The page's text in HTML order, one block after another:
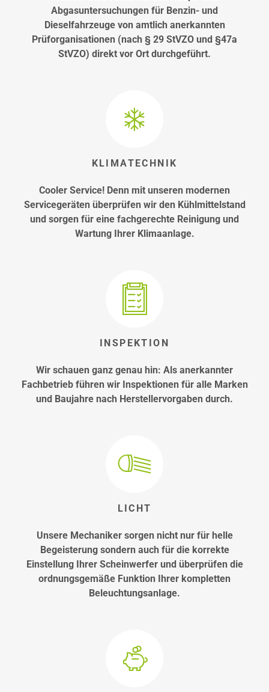
Abgasuntersuchungen für Benzin- und
Dieselfahrzeuge von amtlich anerkannten
Prüforganisationen (nach § 29 StVZO und §47a
StVZO) direkt vor Ort durchgeführt.
KLIMATECHNIK
Cooler Service! Denn mit unseren modernen
Servicegeräten überprüfen wir den Kühlmittelstand
und sorgen für eine fachgerechte Reinigung und
Wartung Ihrer Klimaanlage.
INSPEKTION
Wir schauen ganz genau hin: Als anerkannter
Fachbetrieb führen wir Inspektionen für alle Marken
und Baujahre nach Herstellervorgaben durch.
LICHT
Unsere Mechaniker sorgen nicht nur für helle
Begeisterung sondern auch für die korrekte
Einstellung Ihrer Scheinwerfer und überprüfen die
ordnungsgemäße Funktion Ihrer kompletten
Beleuchtungsanlage.